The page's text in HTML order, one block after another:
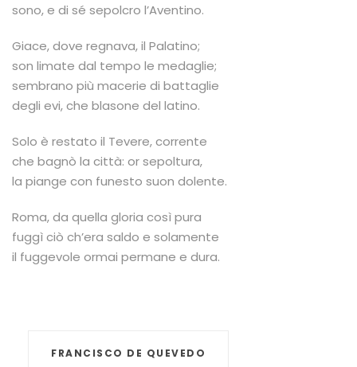
sono, e di sé sepolcro l’Aventino.
Giace, dove regnava, il Palatino;
son limate dal tempo le medaglie;
sembrano più macerie di battaglie
degli evi, che blasone del latino.
Solo è restato il Tevere, corrente
che bagnò la città: or sepoltura,
la piange con funesto suon dolente.
Roma, da quella gloria così pura
fuggì ciò ch’era saldo e solamente
il fuggevole ormai permane e dura.
FRANCISCO DE QUEVEDO